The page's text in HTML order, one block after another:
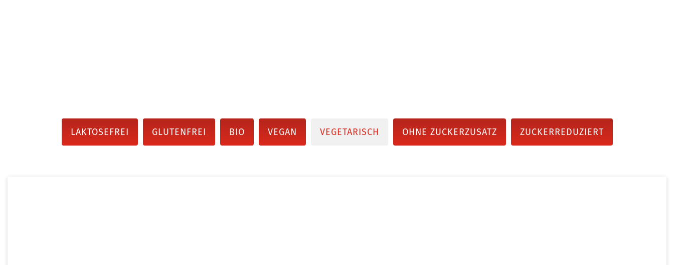
LAKTOSEFREI GLUTENFREI BIO VEGAN VEGETARISCH OHNE ZUCKERZUSATZ ZUCKERREDUZIERT